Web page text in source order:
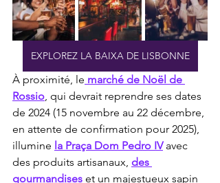
EXPLOREZ LA BAIXA DE LISBONNE
À proximité, le marché de Noël de
Rossio , qui devrait reprendre ses dates
de 2024 (15 novembre au 22 décembre,
en attente de confirmation pour 2025),
illumine la Praça Dom Pedro IV avec
des produits artisanaux, des
gourmandises et un majestueux sapin